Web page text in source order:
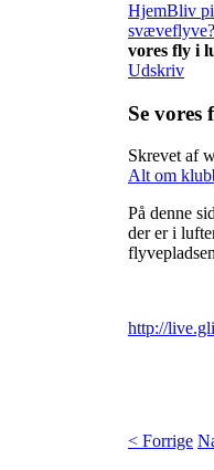
HjemBliv
svæveflyve?
vores fly i
Udskriv
Se vores
Skrevet af
Alt om
På denne
der er i
http://
< Forrige